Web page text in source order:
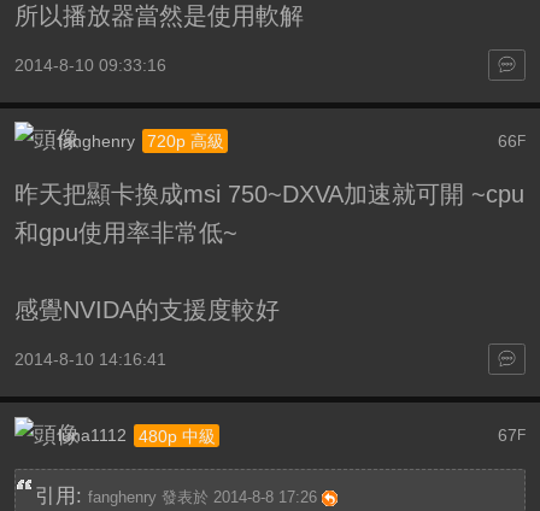
所以播放器當然是使用軟解
2014-8-10 09:33:16
66 F
fanghenry 720p 高級
昨天把顯卡換成msi 750~DXVA加速就可開 ~cpu
和gpu使用率非常低~
感覺NVIDA的支援度較好
2014-8-10 14:16:41
67 F
luna1112 480p 中級
引用: fanghenry 發表於 2014-8-8 17:26